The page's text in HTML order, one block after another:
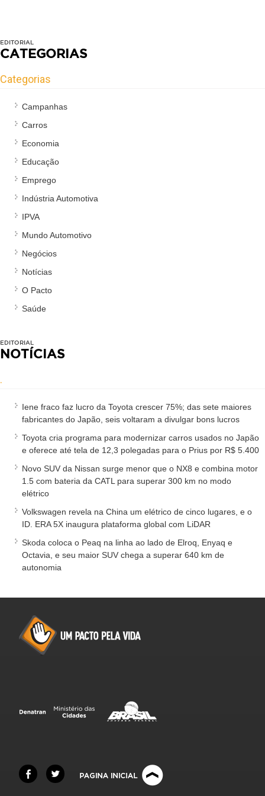
EDITORIAL
CATEGORIAS
Categorias
Campanhas
Carros
Economia
Educação
Emprego
Indústria Automotiva
IPVA
Mundo Automotivo
Negócios
Notícias
O Pacto
Saúde
EDITORIAL
NOTÍCIAS
.
Iene fraco faz lucro da Toyota crescer 75%; das sete maiores
fabricantes do Japão, seis voltaram a divulgar bons lucros
Toyota cria programa para modernizar carros usados no Japão
e oferece até tela de 12,3 polegadas para o Prius por R$ 5.400
Novo SUV da Nissan surge menor que o NX8 e combina motor
1.5 com bateria da CATL para superar 300 km no modo
elétrico
Volkswagen revela na China um elétrico de cinco lugares, e o
ID. ERA 5X inaugura plataforma global com LiDAR
Skoda coloca o Peaq na linha ao lado de Elroq, Enyaq e
Octavia, e seu maior SUV chega a superar 640 km de
autonomia